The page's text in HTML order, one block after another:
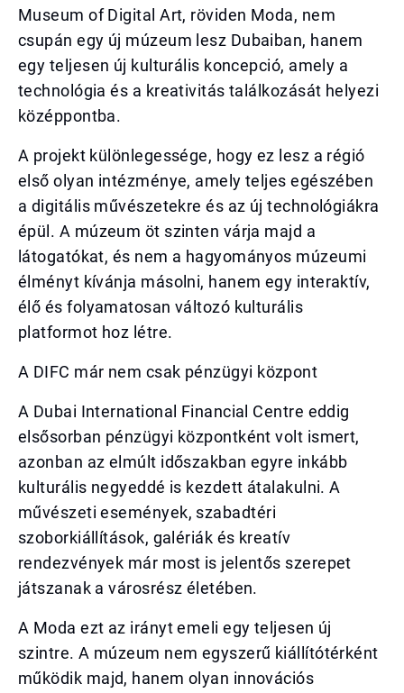
Museum of Digital Art, röviden Moda, nem
csupán egy új múzeum lesz Dubaiban, hanem
egy teljesen új kulturális koncepció, amely a
technológia és a kreativitás találkozását helyezi
középpontba.
A projekt különlegessége, hogy ez lesz a régió
első olyan intézménye, amely teljes egészében
a digitális művészetekre és az új technológiákra
épül. A múzeum öt szinten várja majd a
látogatókat, és nem a hagyományos múzeumi
élményt kívánja másolni, hanem egy interaktív,
élő és folyamatosan változó kulturális
platformot hoz létre.
A DIFC már nem csak pénzügyi központ
A Dubai International Financial Centre eddig
elsősorban pénzügyi központként volt ismert,
azonban az elmúlt időszakban egyre inkább
kulturális negyeddé is kezdett átalakulni. A
művészeti események, szabadtéri
szoborkiállítások, galériák és kreatív
rendezvények már most is jelentős szerepet
játszanak a városrész életében.
A Moda ezt az irányt emeli egy teljesen új
szintre. A múzeum nem egyszerű kiállítótérként
működik majd, hanem olyan innovációs